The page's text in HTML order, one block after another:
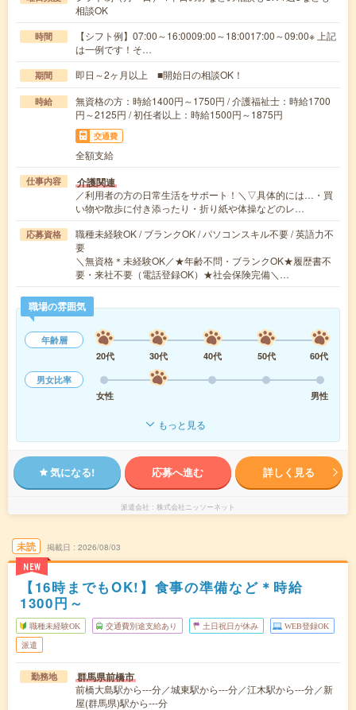
相談OK
時間
【シフト例】07:00～16:0009:00～18:0017:00～09:00※ 上記
は一例です！そ…
期間 即日～2ヶ月以上 ■開始日の相談OK！
時給
無資格の方：時給1400円～1750円 / 介護福祉士：時給1700
円～2125円 / 初任者以上：時給1500円～1875円
交通費
全額支給
仕事内容 介護関連
／利用者の方の日常生活をサポート！＼▽具体的には…・買
い物や散歩に付き添ったり・折り紙や体操などのレ…
応募資格
職種未経験OK / ブランクOK / パソコンスキル不要 / 英語力不
要
＼無資格＊未経験OK／★年齢不問・ブランクOK★履歴書不
要・来社不要（電話登録OK）★社会保険完備＼…
職場の雰囲気
年齢層
20代
30代 40代 50代
60代
男女比率
女性
男性
もっと見る
気になる! 応募へ進む 詳しく見る
派遣会社 株式会社ニッソーネット
未読
NEW
掲載日 2026/08/03
【16時までもOK!】食事の準備など＊時給
1300円～
職種未経験OK 交通費別途支給あり 土日祝日が休み WEB登録OK
派遣
勤務地 群馬県前橋市
前橋大島駅から---分／城東駅から---分／江木駅から---分／新
屋(群馬県)駅から---分